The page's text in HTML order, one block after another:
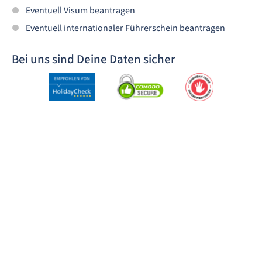
Eventuell Visum beantragen
Eventuell internationaler Führerschein beantragen
Bei uns sind Deine Daten sicher